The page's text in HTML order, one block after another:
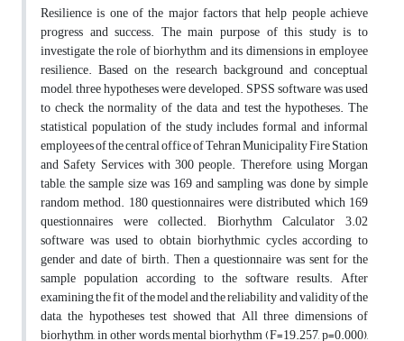
Resilience is one of the major factors that help people achieve
progress and success. The main purpose of this study is to
investigate the role of biorhythm and its dimensions in employee
resilience. Based on the research background and conceptual
model, three hypotheses were developed. SPSS software was used
to check the normality of the data and test the hypotheses. The
statistical population of the study includes formal and informal
employees of the central office of Tehran Municipality Fire Station
and Safety Services with 300 people. Therefore, using Morgan
table, the sample size was 169 and sampling was done by simple
random method. 180 questionnaires were distributed which 169
questionnaires were collected. Biorhythm Calculator 3.02
software was used to obtain biorhythmic cycles according to
gender and date of birth. Then a questionnaire was sent for the
sample population according to the software results. After
examining the fit of the model and the reliability and validity of the
data, the hypotheses test showed that All three dimensions of
biorhythm, in other words, mental biorhythm (F=19.257, p=0.000),